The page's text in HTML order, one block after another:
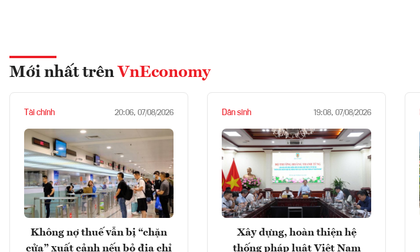
Mới nhất trên VnEconomy
Tài chính 20:06, 07/08/2026
Không nợ thuế vẫn bị “chặn
cửa” xuất cảnh nếu bỏ địa chỉ
Dân sinh 19:08, 07/08/2026
Xây dựng, hoàn thiện hệ
thống pháp luật Việt Nam